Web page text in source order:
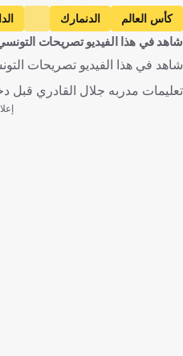
كأس العالم الدنمارك
حنبعل المجبري
كرة قدم
شاهد في هذا الفيديو تصريحات
شاهد في هذا الفيديو تصريحات
تعليمات مدربه جلال القادري قبل